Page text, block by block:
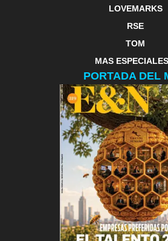
LOVEMARKS
RSE
TOM
MAS
PORTADA DEL